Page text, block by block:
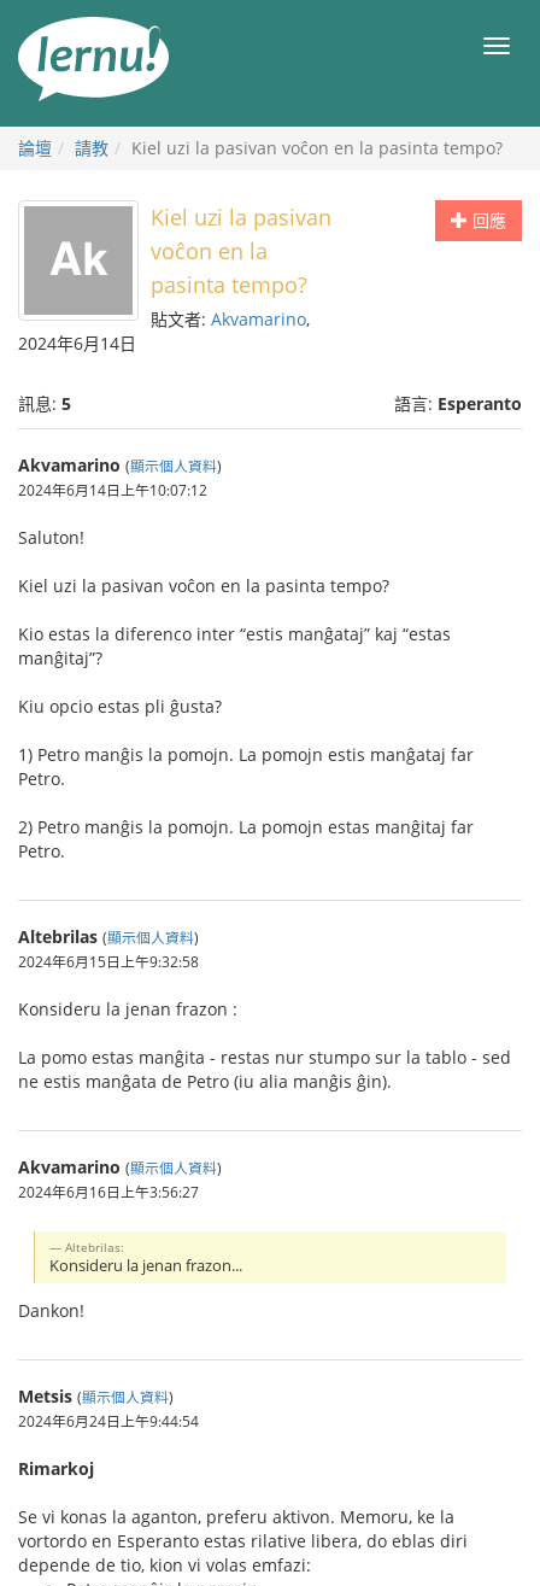
目
論壇 請教 Kiel uzi la pasivan voĉon en la pasinta tempo?
回應
Kiel uzi la pasivan
voĉon en la
pasinta tempo?
貼文者: Akvamarino,
2024年6月14日
訊息: 5 語言: Esperanto
Akvamarino (顯示個人資料)
2024年6月14日上午10:07:12
Saluton!
Kiel uzi la pasivan voĉon en la pasinta tempo?
Kio estas la diferenco inter “estis manĝataj” kaj “estas
manĝitaj”?
Kiu opcio estas pli ĝusta?
1) Petro manĝis la pomojn. La pomojn estis manĝataj far
Petro.
2) Petro manĝis la pomojn. La pomojn estas manĝitaj far
Petro.
Altebrilas (顯示個人資料)
2024年6月15日上午9:32:58
Konsideru la jenan frazon :
La pomo estas manĝita - restas nur stumpo sur la tablo - sed
ne estis manĝata de Petro (iu alia manĝis ĝin).
Akvamarino (顯示個人資料)
2024年6月16日上午3:56:27
Altebrilas:
Konsideru la jenan frazon...
Dankon!
Metsis (顯示個人資料)
2024年6月24日上午9:44:54
Rimarkoj
Se vi konas la aganton, preferu aktivon. Memoru, ke la
vortordo en Esperanto estas rilative libera, do eblas diri
depende de tio, kion vi volas emfazi: